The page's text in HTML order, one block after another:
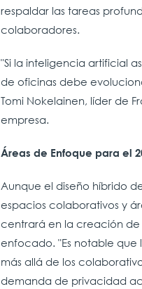
respaldar las tareas
colaboradores.
"Si la inteligencia artificial
de oficinas debe
Tomi Nokelainen, líder de
empresa.
Áreas de Enfoque para el
Aunque el diseño híbrido
espacios colaborativos y
centrará en la creación de
enfocado. "Es notable que
más allá de los
demanda de privacidad